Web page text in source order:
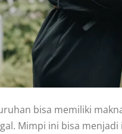
bisa memiliki
Mimpi ini bisa